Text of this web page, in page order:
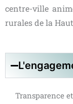
centre-ville
rurales de la
Transparence